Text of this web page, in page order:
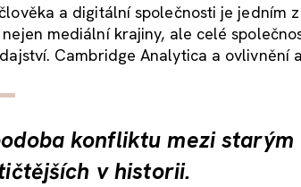
a digitální společnosti je
mediální krajiny, ale celé
Cambridge Analytica a ovlivnění
konfliktu mezi
v historii.